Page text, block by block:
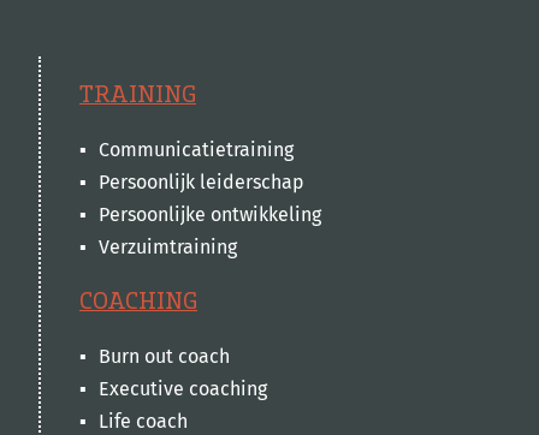
TRAINING
Communicatietraining
Persoonlijk leiderschap
Persoonlijke ontwikkeling
Verzuimtraining
COACHING
Burn out coach
Executive coaching
Life coach